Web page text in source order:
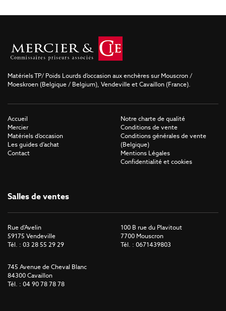
Matériels TP/ Poids Lourds d’occasion aux enchères sur Mouscron /
Moeskroen (Belgique / Belgium), Vendeville et Cavaillon (France).
Accueil
Mercier
Matériels d’occasion
Les guides d’achat
Contact
Notre charte de qualité
Conditions de vente
Conditions générales de vente
(Belgique)
Mentions Légales
Confidentialité et cookies
Salles de ventes
Rue d'Avelin
59175 Vendeville
Tél. : 03 28 55 29 29
100 B rue du Plavitout
7700 Mouscron
Tél. : 0671439803
745 Avenue de Cheval Blanc
84300 Cavaillon
Tél. : 04 90 78 78 78